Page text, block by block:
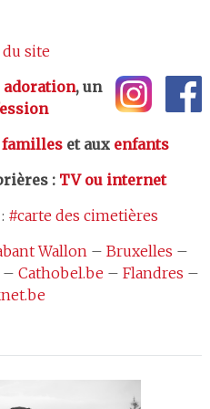
site
adoration, un
familleset aux enfants
: TV ou internet
#carte des cimetières
Wallon– Bruxelles –
Cathobel.be – Flandres –